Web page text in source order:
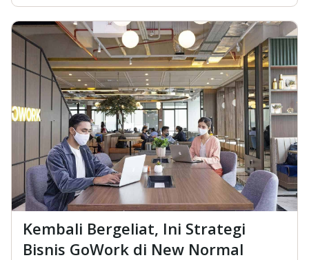
Kembali Bergeliat, Ini Strategi
Bisnis GoWork di New Normal